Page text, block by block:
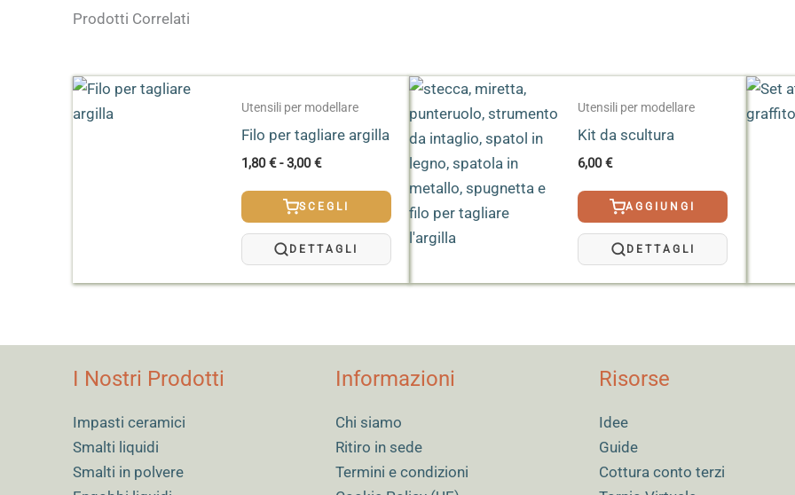
Dimensioni
Prodotti Correlati
Utensili per modellare
Filo per tagliare argilla
1,80€ - 3,00€Fascia
prezzo:
da
1,80 €
a
3,00 €
SCEGLI
DETTAGLI
Utensili per modellare
Kit da scultura
6,00€
AGGIUNGI
DETTAGLI
I Nostri Prodotti
Impasti ceramici
Smalti liquidi
Smalti in polvere
Informazioni
Chi siamo
Ritiro in sede
Termini e condizioni
Risorse
Idee
Guide
Cottura conto terzi